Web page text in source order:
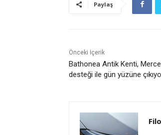
Paylaş
Önceki İçerik
Bathonea Antik Kenti,
desteği ile gün yüzüne